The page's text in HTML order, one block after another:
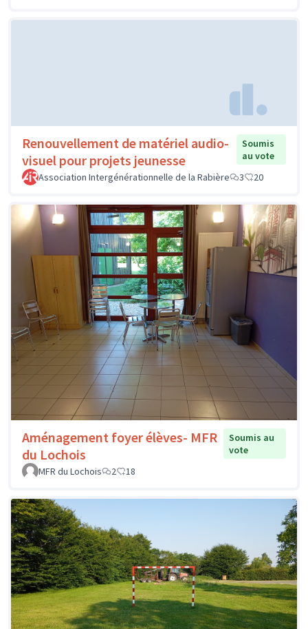
Renouvellement de matériel audio-
visuel pour projets jeunesse
Soumis
au vote
Association Intergénérationnelle de la Rabière
3 20
Aménagement foyer élèves- MFR
du Lochois
Soumis au
vote
MFR du Lochois
2 18